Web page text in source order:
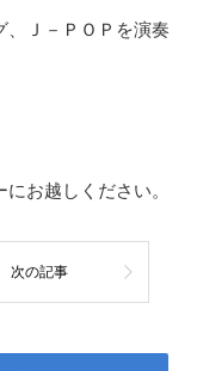
、Ｊ－ＰＯＰを演奏
お越しください。
次の記事